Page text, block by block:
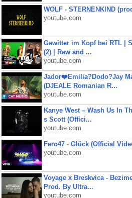
WOLF - STERNENKIND
youtube.com
Gewitter im Kopf bei RTL |
(2) | Raw and ...
youtube.com
Jador❤️Emilia?Dodo?Jay
(DJEALE Romanian R...
youtube.com
Kanye West – Wash Us In
s Scott (Offici...
youtube.com
Fero47 - Glück (Official
youtube.com
Voyage x Breskvica -
Prod. By Ultra...
youtube.com